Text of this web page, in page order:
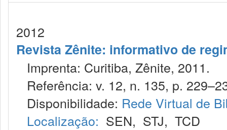
2012
Revista Zênite: informativo de
Imprenta: Curitiba, Zênite, 2011.
Referência: v. 12, n. 135, p.
Disponibilidade: Rede Virtual de
Localização: SEN, STJ, TCD